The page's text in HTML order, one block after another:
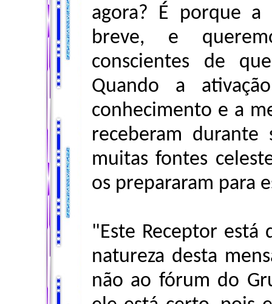
agora? É porque a
breve, e
conscientes de
Quando a
conhecimento e a
receberam durante
muitas fontes
os prepararam para
"Este Receptor
natureza desta
não ao fórum do